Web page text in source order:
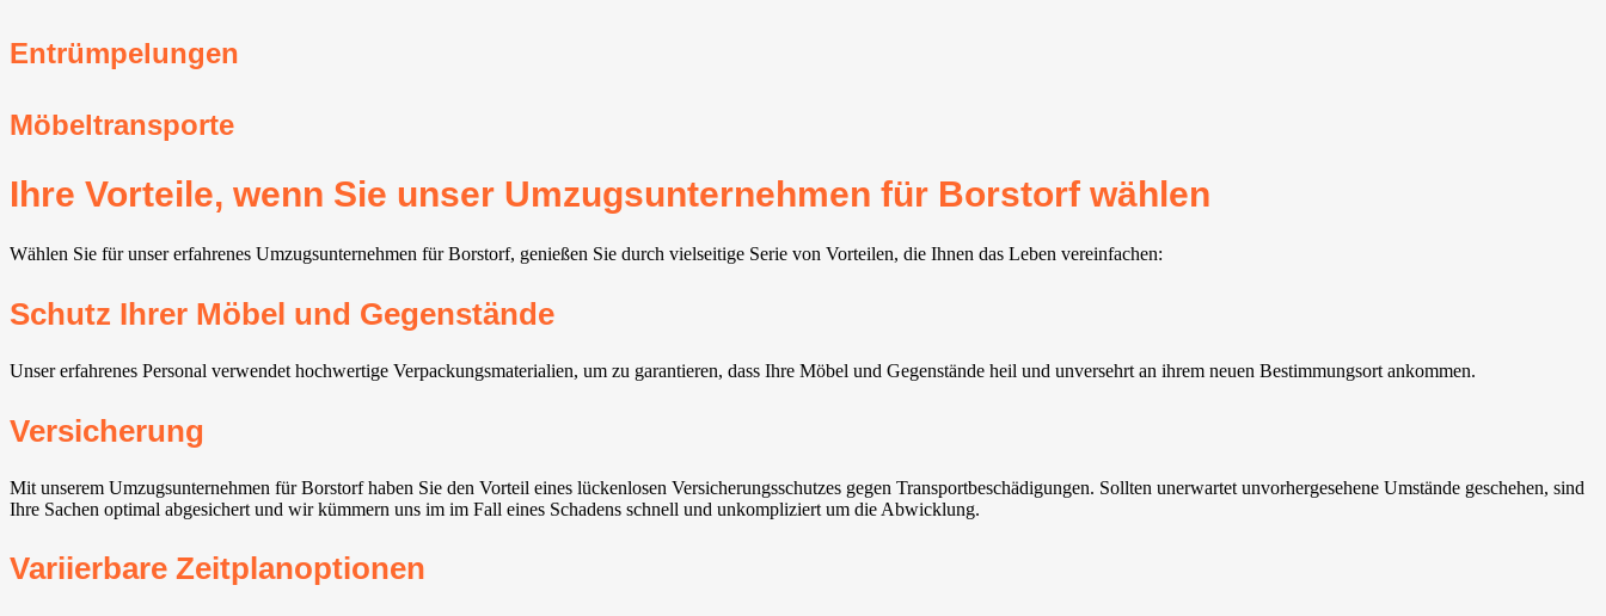
Entrümpelungen
Möbeltransporte
Ihre Vorteile, wenn Sie unser Umzugsunternehmen für Borstorf wählen
Wählen Sie für unser erfahrenes Umzugsunternehmen für Borstorf, genießen Sie durch vielseitige Serie von Vorteilen, die Ihnen das Leben vereinfachen:
Schutz Ihrer Möbel und Gegenstände
Unser erfahrenes Personal verwendet hochwertige Verpackungsmaterialien, um zu garantieren, dass Ihre Möbel und Gegenstände heil und unversehrt an ihrem neuen Bestimmungsort ankommen.
Versicherung
Mit unserem Umzugsunternehmen für Borstorf haben Sie den Vorteil eines lückenlosen Versicherungsschutzes gegen Transportbeschädigungen. Sollten unerwartet unvorhergesehene Umstände geschehen, sind
Ihre Sachen optimal abgesichert und wir kümmern uns im im Fall eines Schadens schnell und unkompliziert um die Abwicklung.
Variierbare Zeitplanoptionen